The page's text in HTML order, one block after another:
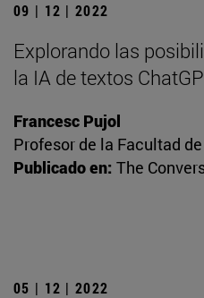
09 | 12 | 2022
Explorando las
la IA de textos
Francesc Pujol
Profesor de la Facultad
Publicado en: The
05 | 12 | 2022